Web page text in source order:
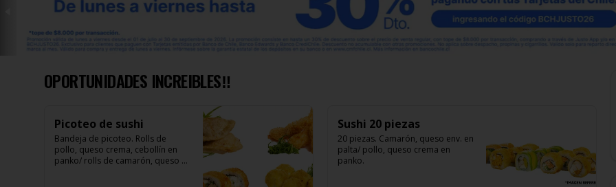
OPORTUNIDADES INCREIBLES‼️
Picoteo de sushi
Bandeja de picoteo. Rolls de
pollo, queso crema, cebollín en
panko/ rolls de camarón, queso
Sushi 20 piezas
20 piezas. Camarón, queso env. en
palta/ pollo, queso crema en
panko.